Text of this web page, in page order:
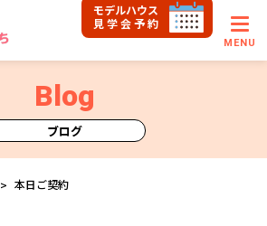
モデルハウス
見学会予約
MENU
ブログ
Blog
本日ご契約